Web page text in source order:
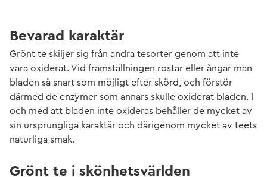
Bevarad karaktär
Grönt te skiljer sig från andra tesorter genom att inte
vara oxiderat. Vid framställningen rostar eller ångar man
bladen så snart som möjligt efter skörd, och förstör
därmed de enzymer som annars skulle oxiderat bladen. I
och med att bladen inte oxideras behåller de mycket av
sin ursprungliga karaktär och därigenom mycket av teets
naturliga smak.
Grönt te i skönhetsvärlden